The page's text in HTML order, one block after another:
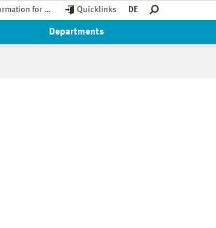
for … Quicklinks DE
Departments